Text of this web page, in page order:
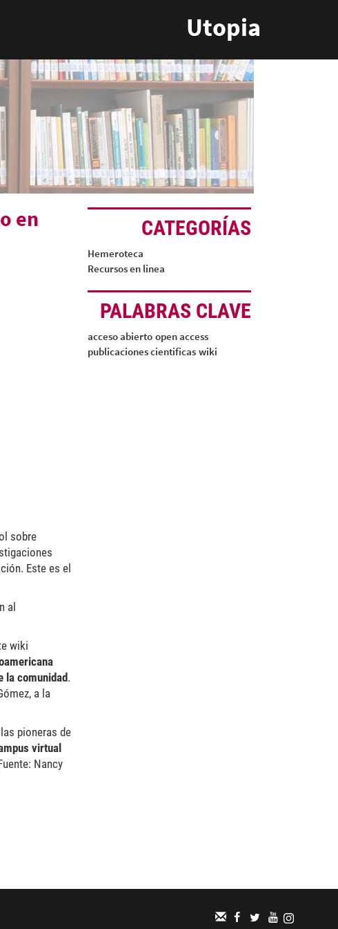
Utopia
en
sobre
Este es el
al
wiki
la comunidad.
a la
pioneras de
virtual
Nancy
CATEGORÍAS
Hemeroteca
Recursos en linea
PALABRAS CLAVE
acceso abierto open access
publicaciones cientificas wiki